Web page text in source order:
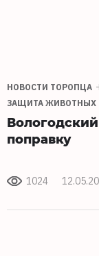
НОВОСТИ ТОРОПЦА
ЗАЩИТА ЖИВОТНЫХ
поправку
1024